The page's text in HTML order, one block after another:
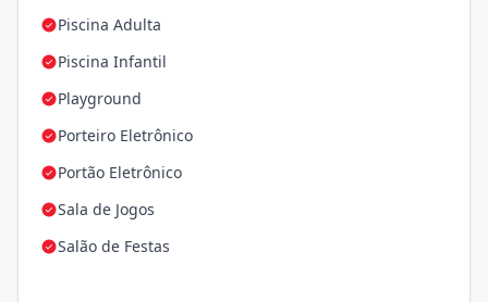
Piscina Adulta
Piscina Infantil
Playground
Porteiro Eletrônico
Portão Eletrônico
Sala de Jogos
Salão de Festas